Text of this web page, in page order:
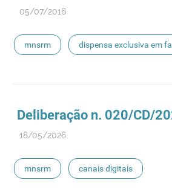
05/07/2016
mnsrm dispensa exclusiva em
Deliberação n. 020/CD/
18/05/2026
mnsrm canais digitais